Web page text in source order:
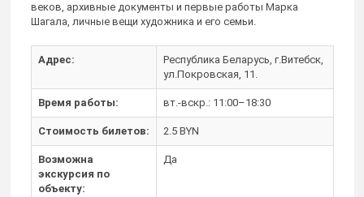
веков, архивные документы и первые работы Марка
Шагала, личные вещи художника и его семьи.
Адрес:
Республика Беларусь, г.Витебск,
ул.Покровская, 11.
Время работы: вт.-вскр.: 11:00–18:30
Стоимость билетов: 2.5 BYN
Возможна
экскурсия по
объекту:
Да